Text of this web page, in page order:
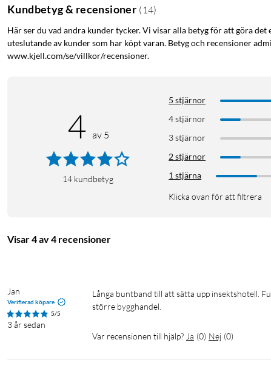
Kundbetyg & recensioner ( 14)
Här ser du vad andra kunder tycker. Vi visar alla betyg för att göra
uteslutande av kunder som har köpt varan. Betyg och recensioner
www.kjell.com/se/villkor/recensioner.
4 av 5
14 kundbetyg
5 stjärnor
4 stjärnor
3 stjärnor
2 stjärnor
1 stjärna
Klicka ovan för att filtrera
Visar 4 av 4 recensioner
Jan
Verifierad köpare
5/5
3 år sedan
Långa buntband till att sätta upp insektshotell. Fungerade som de ska. Går att använda flera gånger. 25% av priset på en
större bygghandel.
Var recensionen till hjälp? Ja (0) Nej (0)